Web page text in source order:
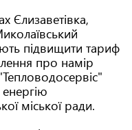
Єлизаветівка,
підвищити тариф
про намір
міської ради.